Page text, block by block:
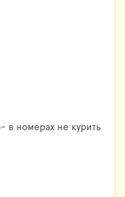
в номерах не курить